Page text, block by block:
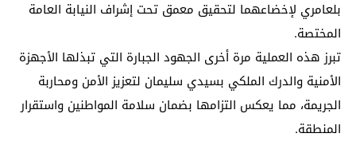
بلعامري لإخضاعهما لتحقيق معمق تحت إشراف النيابة العامة
المختصة.
تبرز هذه العملية مرة أخرى الجهود الجبارة التي تبذلها الأجهزة
الأمنية والدرك الملكي بسيدي سليمان لتعزيز الأمن ومحاربة
الجريمة، مما يعكس التزامها بضمان سلامة المواطنين واستقرار
المنطقة.